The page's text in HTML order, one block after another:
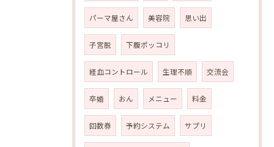
パーマ屋さん 美容院 思い出
子宮脱 下腹ポッコリ
経血コントロール 生理不順 交流会
卒婚 おん メニュー 料金
回数券 予約システム サプリ